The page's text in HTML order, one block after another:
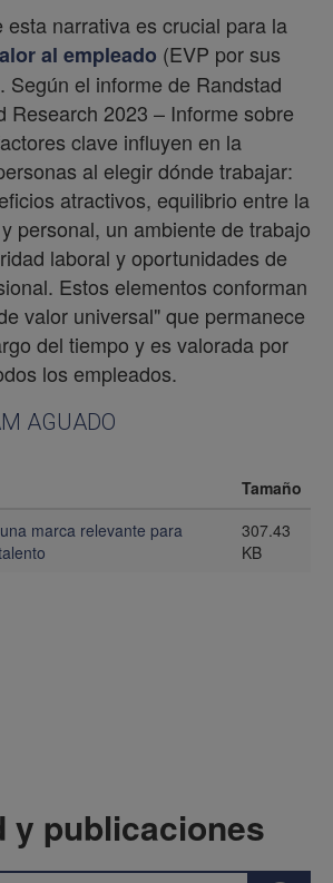
esta narrativa es crucial para la
al empleado (EVP por sus
Según el informe de Randstad
Research 2023 – Informe sobre
clave influyen en la
al elegir dónde trabajar:
atractivos, equilibrio entre la
personal, un ambiente de trabajo
laboral y oportunidades de
Estos elementos conforman
valor universal" que permanece
del tiempo y es valorada por
los empleados.
AGUADO
Tamaño
marca relevante para
307.43
KB
y publicaciones